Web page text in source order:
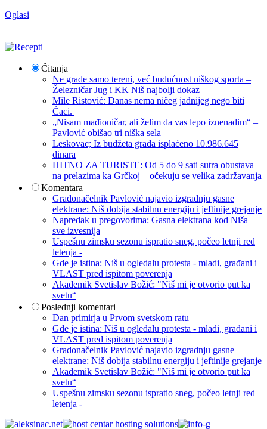
Oglasi
Čitanja
Ne grade samo tereni, već budućnost niškog sporta –
Železničar Jug i KK Niš najbolji dokaz
Mile Ristović: Danas nema ničeg jadnijeg nego biti
Ćaci.
„Nisam mađioničar, ali želim da vas lepo iznenadim“ –
Pavlović obišao tri niška sela
Leskovac; Iz budžeta grada isplaćeno 10.986.645
dinara
HITNO ZA TURISTE: Od 5 do 9 sati sutra obustava
na prelazima ka Grčkoj – očekuju se velika zadržavanja
Komentara
Gradonačelnik Pavlović najavio izgradnju gasne
elektrane: Niš dobija stabilnu energiju i jeftinije grejanje
Napredak u pregovorima: Gasna elektrana kod Niša
sve izvesnija
Uspešnu zimsku sezonu ispratio sneg, počeo letnji red
letenja -
Gde je istina: Niš u ogledalu protesta - mladi, građani i
VLAST pred ispitom poverenja
Akademik Svetislav Božić: "Niš mi je otvorio put ka
svetu“
Poslednji komentari
Dan primirja u Prvom svetskom ratu
Gde je istina: Niš u ogledalu protesta - mladi, građani i
VLAST pred ispitom poverenja
Gradonačelnik Pavlović najavio izgradnju gasne
elektrane: Niš dobija stabilnu energiju i jeftinije grejanje
Akademik Svetislav Božić: "Niš mi je otvorio put ka
svetu“
Uspešnu zimsku sezonu ispratio sneg, počeo letnji red
letenja -